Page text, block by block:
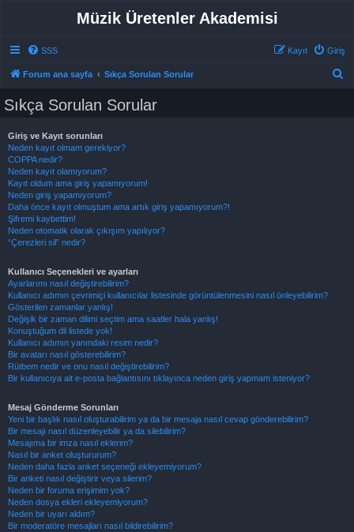
Müzik Üretenler Akademisi
SSS Giriş
Kayıt
Forum ana sayfa Sıkça Sorulan Sorular
Sıkça Sorulan Sorular
Giriş ve Kayıt sorunları
Neden kayıt olmam gerekiyor?
COPPA nedir?
Neden kayıt olamıyorum?
Kayıt oldum ama giriş yapamıyorum!
Neden giriş yapamıyorum?
Daha önce kayıt olmuştum ama artık giriş yapamıyorum?!
Şifremi kaybettim!
Neden otomatik olarak çıkışım yapılıyor?
“Çerezleri sil” nedir?
Kullanıcı Seçenekleri ve ayarları
Ayarlarımı nasıl değiştirebilirim?
Kullanıcı adımın çevrimiçi kullanıcılar listesinde görüntülenmesini nasıl önleyebilirim?
Gösterilen zamanlar yanlış!
Değişik bir zaman dilimi seçtim ama saatler hala yanlış!
Konuştuğum dil listede yok!
Kullanıcı adımın yanındaki resim nedir?
Bir avatarı nasıl gösterebilirim?
Rütbem nedir ve onu nasıl değiştirebilirim?
Bir kullanıcıya ait e-posta bağlantısını tıklayınca neden giriş yapmam isteniyor?
Mesaj Gönderme Sorunları
Yeni bir başlık nasıl oluşturabilirim ya da bir mesaja nasıl cevap gönderebilirim?
Bir mesajı nasıl düzenleyebilir ya da silebilirim?
Mesajıma bir imza nasıl eklerim?
Nasıl bir anket oluştururum?
Neden daha fazla anket seçeneği ekleyemiyorum?
Bir anketi nasıl değiştirir veya silerim?
Neden bir foruma erişimim yok?
Neden dosya ekleri ekleyemiyorum?
Neden bir uyarı aldım?
Bir moderatöre mesajları nasıl bildirebilirim?